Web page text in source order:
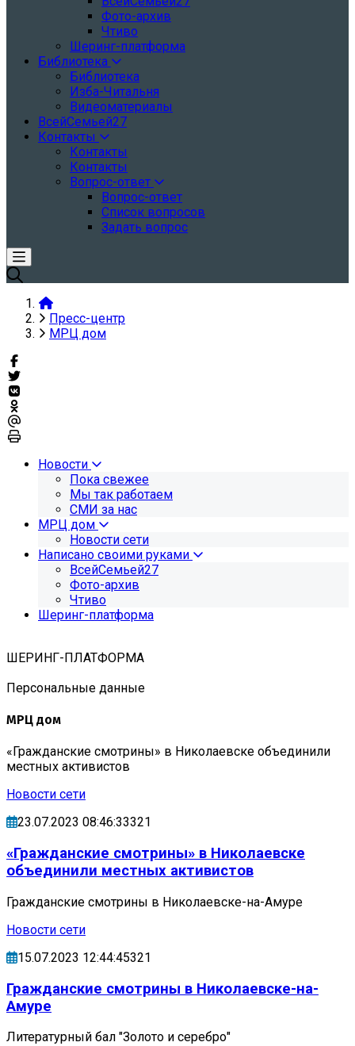
Фото-архив
Чтиво
Шеринг-платформа
Библиотека
Библиотека
Изба-Читальня
Видеоматериалы
ВсейСемьей27
Контакты
Контакты
Контакты
Вопрос-ответ
Вопрос-ответ
Список вопросов
Задать вопрос
Пресс-центр
МРЦ дом
Новости
Пока свежее
Мы так работаем
СМИ за нас
МРЦ дом
Новости сети
Написано своими руками
ВсейСемьей27
Фото-архив
Чтиво
Шеринг-платформа
ШЕРИНГ-ПЛАТФОРМА
Персональные данные
МРЦ дом
«Гражданские смотрины» в Николаевске объединили
местных активистов
Новости сети
23.07.2023 08:46:33321
«Гражданские смотрины» в Николаевске
объединили местных активистов
Гражданские смотрины в Николаевске-на-Амуре
Новости сети
15.07.2023 12:44:45321
Гражданские смотрины в Николаевске-на-
Амуре
Литературный бал "Золото и серебро"